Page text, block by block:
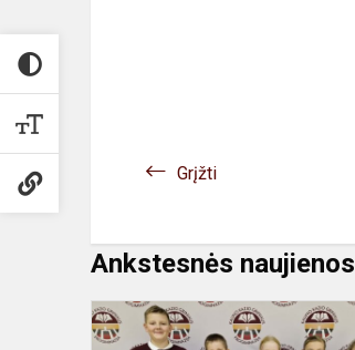
Grįžti
Ankstesnės naujienos